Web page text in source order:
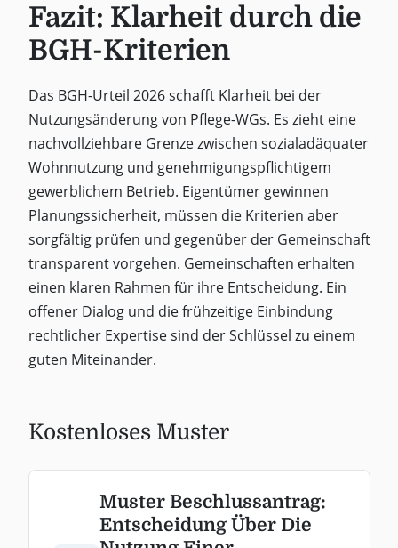
Fazit: Klarheit durch die
BGH-Kriterien
Das BGH-Urteil 2026 schafft Klarheit bei der
Nutzungsänderung von Pflege-WGs. Es zieht eine
nachvollziehbare Grenze zwischen sozialadäquater
Wohnnutzung und genehmigungspflichtigem
gewerblichem Betrieb. Eigentümer gewinnen
Planungssicherheit, müssen die Kriterien aber
sorgfältig prüfen und gegenüber der Gemeinschaft
transparent vorgehen. Gemeinschaften erhalten
einen klaren Rahmen für ihre Entscheidung. Ein
offener Dialog und die frühzeitige Einbindung
rechtlicher Expertise sind der Schlüssel zu einem
guten Miteinander.
Kostenloses Muster
Muster Beschlussantrag:
Entscheidung Über Die